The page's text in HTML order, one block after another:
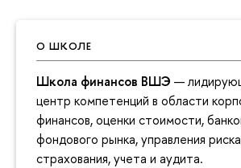
О ШКОЛЕ
Школа финансов ВШЭ —
центр компетенций в области
финансов, оценки стоимости,
фондового рынка, управления
страхования, учета и аудита.